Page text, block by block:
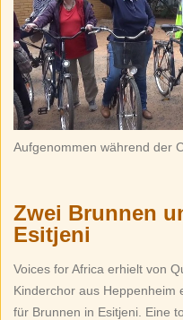
Aufgenommen während der
Zwei Brunnen
Esitjeni
Voices for Africa erhielt von
Kinderchor aus Heppenheim
für Brunnen in Esitjeni. Eine